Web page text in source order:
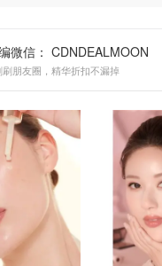
微信：
朋友圈，精华折扣不漏掉